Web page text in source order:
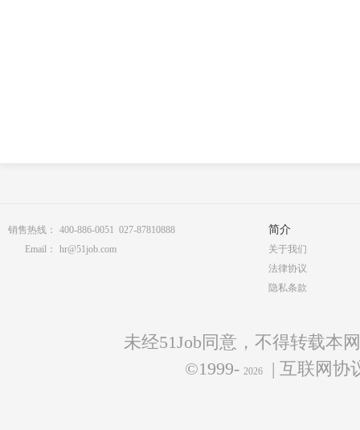
销售热线：
400-886-0051 027-87810888
Email：
hr@51job.com
简介
关于我们
法律协议
隐私条款
未经51Job同意，不得转载本
©1999- 2026 | 互联网协